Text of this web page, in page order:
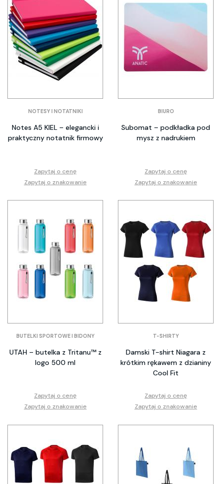
NOTESY I NOTATNIKI
Notes A5 KIEL – elegancki i
praktyczny notatnik firmowy
Zapytaj o cenę
Zapytaj o znakowanie
BIURO
Subomat – podkładka pod
mysz z nadrukiem
Zapytaj o cenę
Zapytaj o znakowanie
BUTELKI SPORTOWE I BIDONY
UTAH – butelka z Tritanu™ z
logo 500 ml
Zapytaj o cenę
Zapytaj o znakowanie
T-SHIRTY
Damski T-shirt Niagara z
krótkim rękawem z dzianiny
Cool Fit
Zapytaj o cenę
Zapytaj o znakowanie